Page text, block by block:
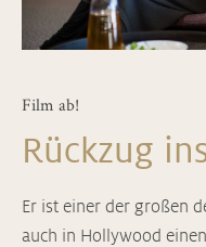
Film ab!
Rückzug
Er ist einer der großen
auch in Hollywood